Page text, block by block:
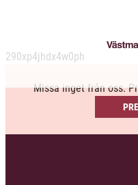
290xp4jhdx4w0ph
Missa inget från oss.